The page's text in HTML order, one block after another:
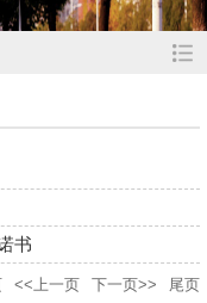
书
<<上一页 下一页>> 尾页